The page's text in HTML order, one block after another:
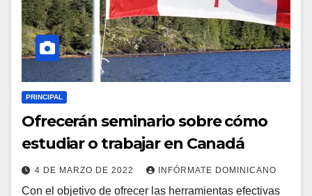
PRINCIPAL
Ofrecerán seminario sobre cómo
estudiar o trabajar en Canadá
4 DE MARZO DE 2022 INFÓRMATE DOMINICANO
Con el objetivo de ofrecer las herramientas efectivas